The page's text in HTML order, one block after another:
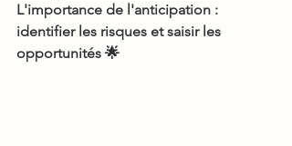
L'importance de l'anticipation :
identifier les risques et saisir les
opportunités 🌟